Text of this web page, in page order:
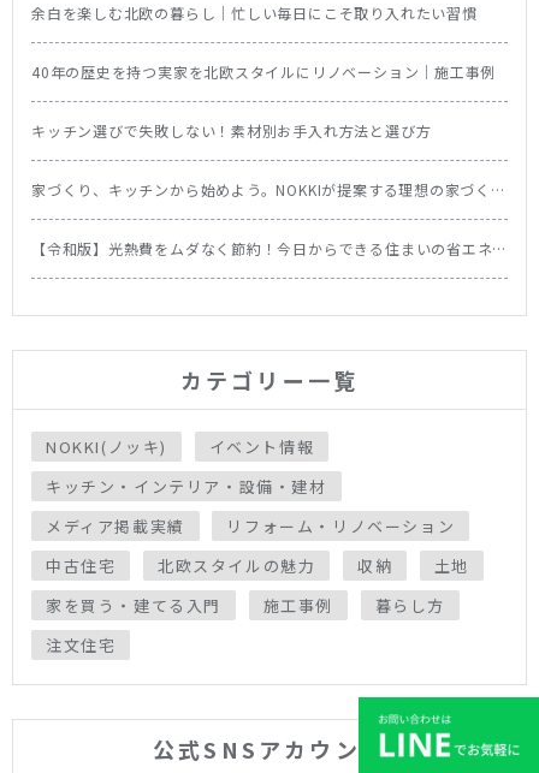
余白を楽しむ北欧の暮らし｜忙しい毎日にこそ取り入れたい習慣
40年の歴史を持つ実家を北欧スタイルにリノベーション｜施工事例
キッチン選びで失敗しない！素材別お手入れ方法と選び方
家づくり、キッチンから始めよう。NOKKIが提案する理想の家づくり
【令和版】光熱費をムダなく節約！今日からできる住まいの省エネ
カテゴリー一覧
NOKKI(ノッキ)
イベント情報
キッチン・インテリア・設備・建材
メディア掲載実績
リフォーム・リノベーション
中古住宅
北欧スタイルの魅力 収納
土地
家を買う・建てる入門
施工事例
暮らし方
注文住宅
公式SNSアカウント